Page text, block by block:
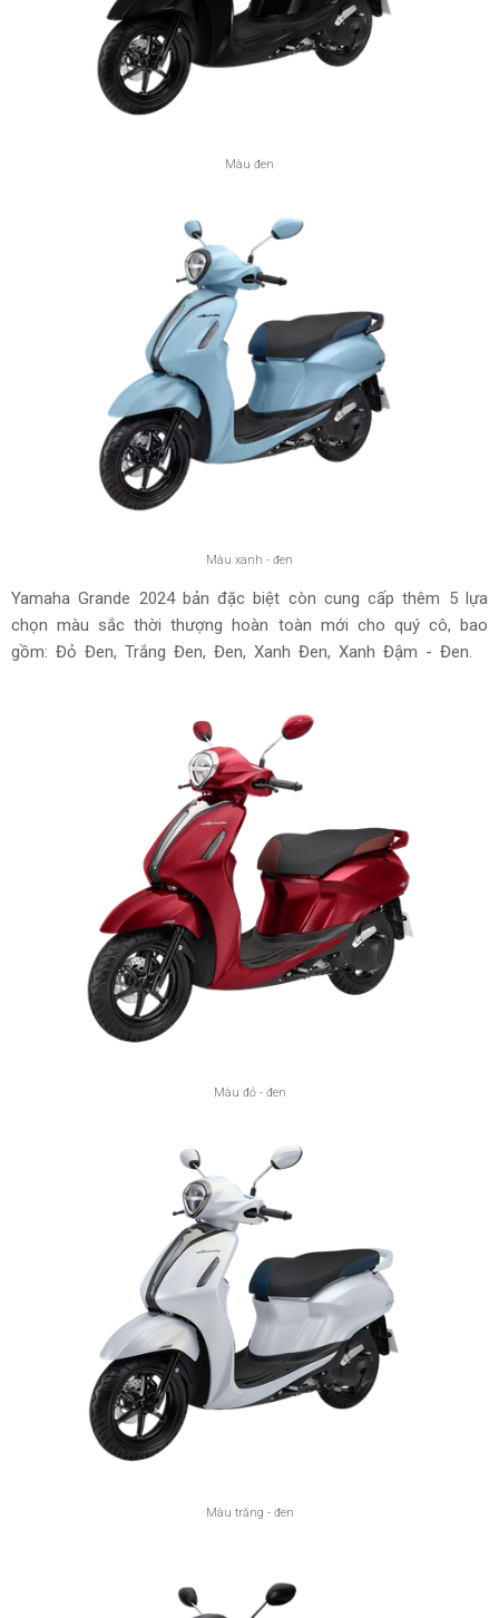
Màu đen
Màu xanh - đen
Yamaha Grande 2024 bản đặc biệt còn cung cấp thêm 5 lựa
chọn màu sắc thời thượng hoàn toàn mới cho quý cô, bao
gồm: Đỏ Đen, Trắng Đen, Đen, Xanh Đen, Xanh Đậm - Đen.
Màu đỏ - đen
Màu trắng - đen